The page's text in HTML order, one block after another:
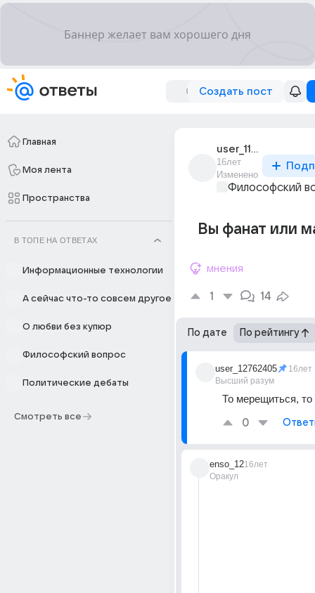
Создать пост
Главная
Моя лента
Пространства
В ТОПЕ НА ОТВЕТАХ
Информационные технологии
А сейчас что-то совсем другое
О любви без купюр
Философский вопрос
Политические дебаты
Смотреть все
user_11086017
16лет
Изменено
Философский
Вы фанат или
мнения
1 14
По дате По рейтингу
user_12762405
Высший разум
16лет
То мерещиться, то
0
enso_12
Оракул
16лет